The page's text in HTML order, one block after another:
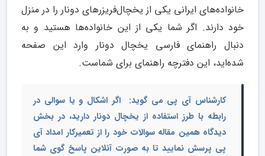
خانواده‌های ایرانی یکی از یخچال‌فریزرهای دونار را در منزل
خود دارند. اگر شما یکی از این خانواده‌ها هستید و به
دنبال راهنمای فارسی یخچال دونار وارد این صفحه
شده‌اید، این دفترچه راهنمای برای شماست.
کارشناس آی پی می گوید: اگر اشکال و یا سوالی در
رابطه با طرز استفاده از یخچال دونار دارید، در بخش
دیدگاه همین مقاله سوالات خود را از تعمیرکار امداد آی
پی پرسش نمایید تا به صورت آنلاین پاسخ گوی شما